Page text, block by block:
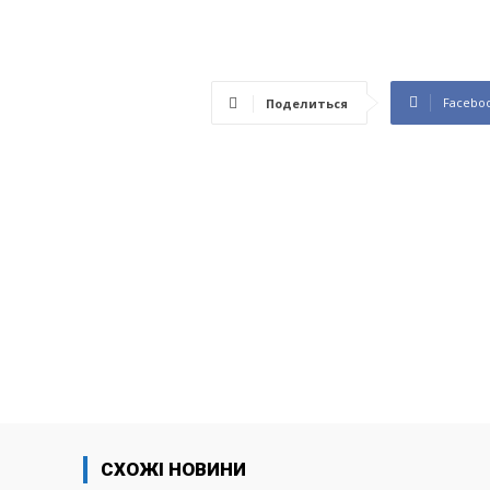
Поделиться
СХОЖІ НОВИНИ